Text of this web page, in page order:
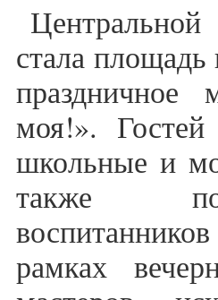
стала
праздничное
моя!». Гостей
школьные и
также
рамках